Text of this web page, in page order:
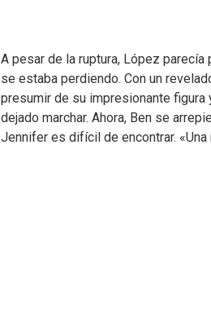
A pesar de la ruptura, López
se estaba perdiendo. Con un
presumir de su impresionante figura
dejado marchar. Ahora, Ben se
Jennifer es difícil de encontrar. «Una